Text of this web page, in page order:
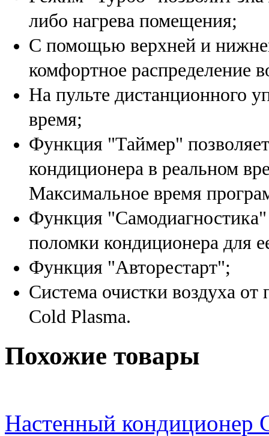
либо нагрева помещения;
С помощью верхней и
комфортное распределение
На пульте дистанционного
время;
Функция "Таймер"
кондиционера в реальном
Максимальное время
Функция
поломки кондиционера для
Функция "Авторестарт";
Система очистки воздуха
Cold Plasma.
Похожие товары
Настенный